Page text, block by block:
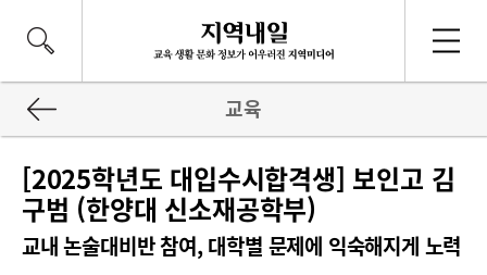
교육
[2025학년도 대입수시합격생] 보인고 김
구범 (한양대 신소재공학부)
교내 논술대비반 참여, 대학별 문제에 익숙해지게 노력